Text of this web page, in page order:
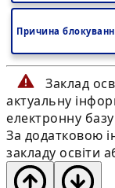
Причина
Заклад
актуальну
електронну
За додатковою
закладу освіти